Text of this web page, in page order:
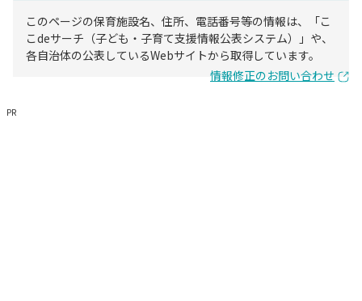
このページの保育施設名、住所、電話番号等の情報は、「こ
こdeサーチ（子ども・子育て支援情報公表システム）」や、
各自治体の公表しているWebサイトから取得しています。
情報修正のお問い合わせ
PR